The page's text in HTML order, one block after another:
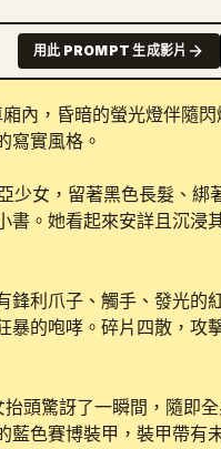
用此 PROMPT 生成影片
內，昏暗的螢光燈伴隨閃
寫實風格。
女，留著黑色長髮、綁
書。她看起來安詳且沉浸
鋒利爪子、觸手、發光的
的咆哮。碎片四散，攻
驚訝了一瞬間，隨即全
藍色賽博裝甲，裝甲帶有